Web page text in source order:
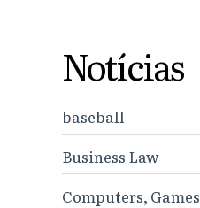
Notícias
baseball
Business Law
Computers, Games